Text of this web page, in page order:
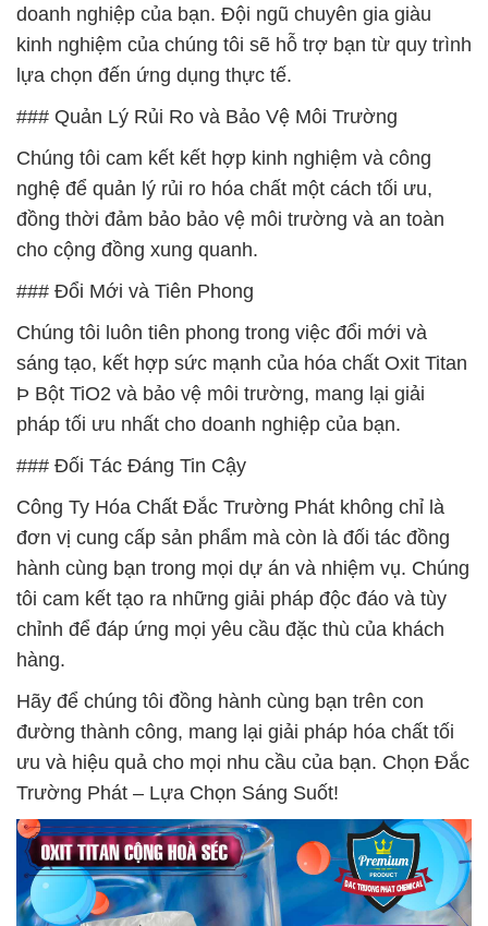
doanh nghiệp của bạn. Đội ngũ chuyên gia giàu
kinh nghiệm của chúng tôi sẽ hỗ trợ bạn từ quy trình
lựa chọn đến ứng dụng thực tế.
### Quản Lý Rủi Ro và Bảo Vệ Môi Trường
Chúng tôi cam kết kết hợp kinh nghiệm và công
nghệ để quản lý rủi ro hóa chất một cách tối ưu,
đồng thời đảm bảo bảo vệ môi trường và an toàn
cho cộng đồng xung quanh.
### Đổi Mới và Tiên Phong
Chúng tôi luôn tiên phong trong việc đổi mới và
sáng tạo, kết hợp sức mạnh của hóa chất Oxit Titan
Þ Bột TiO2 và bảo vệ môi trường, mang lại giải
pháp tối ưu nhất cho doanh nghiệp của bạn.
### Đối Tác Đáng Tin Cậy
Công Ty Hóa Chất Đắc Trường Phát không chỉ là
đơn vị cung cấp sản phẩm mà còn là đối tác đồng
hành cùng bạn trong mọi dự án và nhiệm vụ. Chúng
tôi cam kết tạo ra những giải pháp độc đáo và tùy
chỉnh để đáp ứng mọi yêu cầu đặc thù của khách
hàng.
Hãy để chúng tôi đồng hành cùng bạn trên con
đường thành công, mang lại giải pháp hóa chất tối
ưu và hiệu quả cho mọi nhu cầu của bạn. Chọn Đắc
Trường Phát – Lựa Chọn Sáng Suốt!